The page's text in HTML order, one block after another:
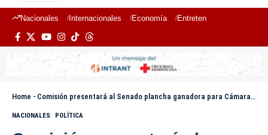
Nacionales Internacionales Economía Entretenimiento
Home - Comisión presentará al Senado plancha ganadora para Cámara de Cuentas, pese a objeciones de la oposición
NACIONALES POLÍTICA